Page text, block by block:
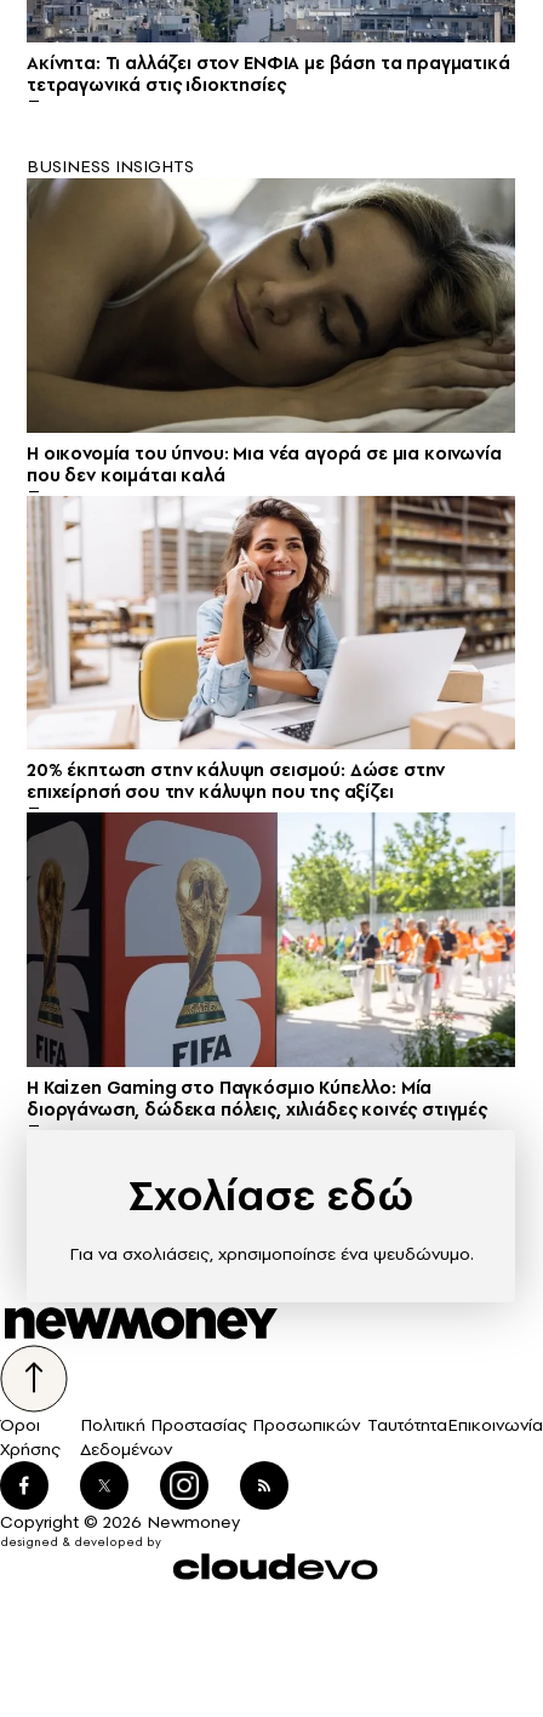
Ακίνητα: Τι αλλάζει στον ΕΝΦΙΑ με βάση τα πραγματικά
τετραγωνικά στις ιδιοκτησίες
BUSINESS INSIGHTS
Η οικονομία του ύπνου: Μια νέα αγορά σε μια κοινωνία
που δεν κοιμάται καλά
20% έκπτωση στην κάλυψη σεισμού: Δώσε στην
επιχείρησή σου την κάλυψη που της αξίζει
H Kaizen Gaming στο Παγκόσμιο Kύπελλο: Μία
διοργάνωση, δώδεκα πόλεις, χιλιάδες κοινές στιγμές
Σχολίασε εδώ
Για να σχολιάσεις, χρησιμοποίησε ένα ψευδώνυμο.
Όροι
Χρήσης
Πολιτική Προστασίας Προσωπικών
Δεδομένων
ΤαυτότηταΕπικοινωνία
Copyright © 2026 Newmoney
designed & developed by